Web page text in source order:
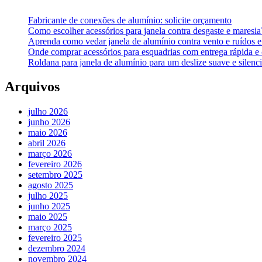
Fabricante de conexões de alumínio: solicite orçamento
Como escolher acessórios para janela contra desgaste e
Aprenda como vedar janela de alumínio contra vento e ruídos
Onde comprar acessórios para esquadrias com entrega rápida
Roldana para janela de alumínio para um deslize suave e
Arquivos
julho 2026
junho 2026
maio 2026
abril 2026
março 2026
fevereiro 2026
setembro 2025
agosto 2025
julho 2025
junho 2025
maio 2025
março 2025
fevereiro 2025
dezembro 2024
novembro 2024